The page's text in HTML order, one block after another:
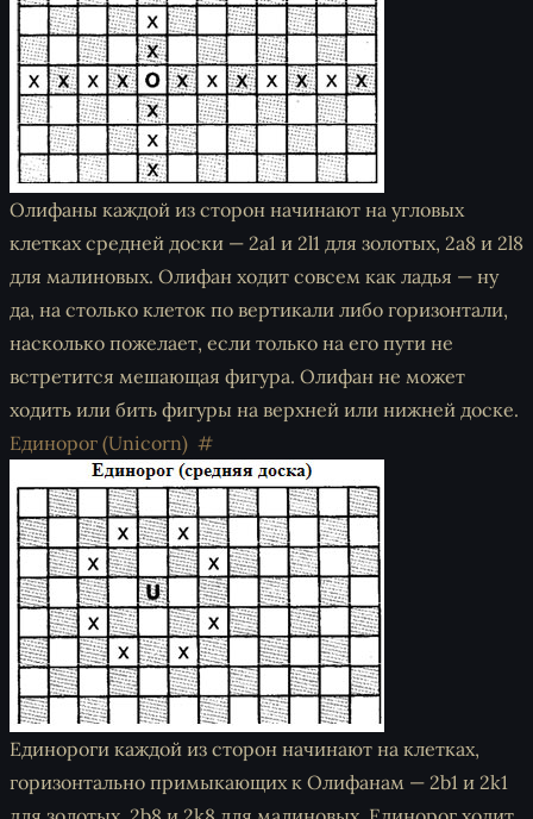
Олифаны каждой из сторон начинают на угловых
клетках средней доски — 2a1 и 2l1 для золотых, 2a8 и 2l8
для малиновых. Олифан ходит совсем как ладья — ну
да, на столько клеток по вертикали либо горизонтали,
насколько пожелает, если только на его пути не
встретится мешающая фигура. Олифан не может
ходить или бить фигуры на верхней или нижней доске.
Единорог (Unicorn)
Единороги каждой из сторон начинают на клетках,
горизонтально примыкающих к Олифанам — 2b1 и 2k1